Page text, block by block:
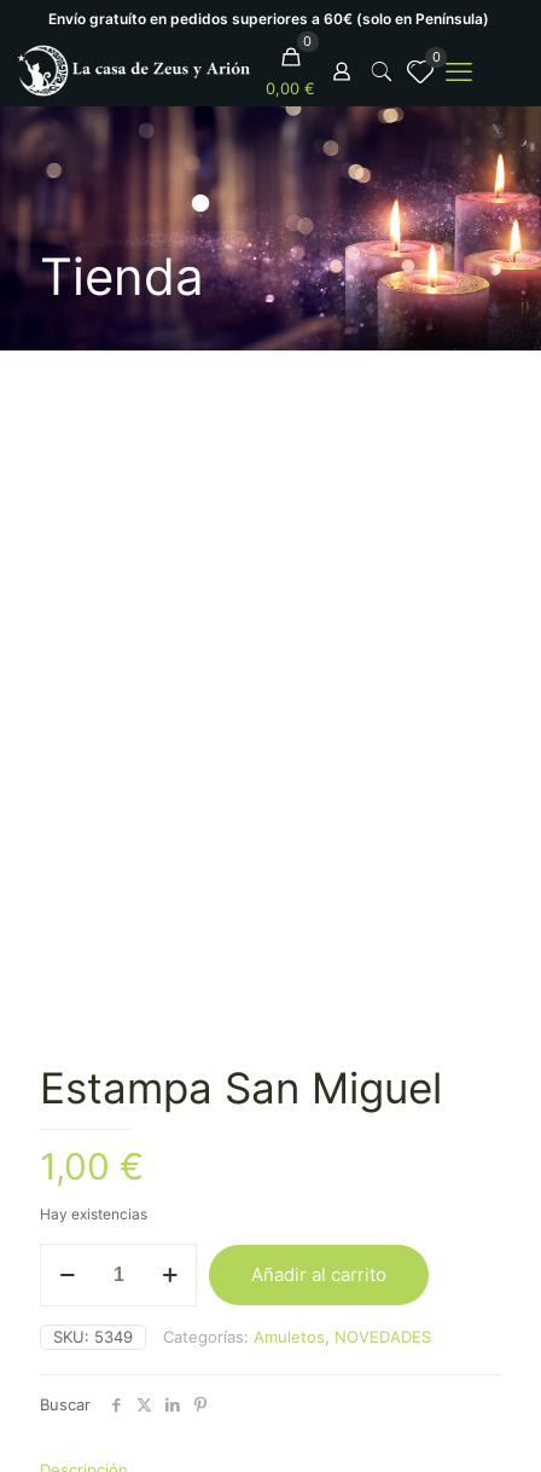
Envío gratuíto en pedidos superiores a 60€ (solo en Península)
0
0,00 €
0
Tienda
Estampa San Miguel
1,00 €
Hay existencias
San
cantidad
Añadir al carrito
SKU: 5349 Categorías: Amuletos, NOVEDADES
Buscar